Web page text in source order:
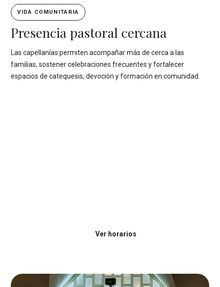
VIDA COMUNITARIA
Presencia pastoral cercana
Las capellanías permiten acompañar más de cerca a las
familias, sostener celebraciones frecuentes y fortalecer
espacios de catequesis, devoción y formación en comunidad.
Ver horarios